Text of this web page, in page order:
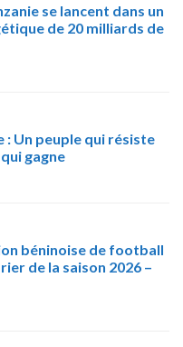
se lancent dans un
de 20 milliards de
: Un peuple qui résiste
gagne
béninoise de football
de la saison 2026 –